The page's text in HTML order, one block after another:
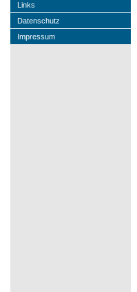
Links
Datenschutz
Impressum